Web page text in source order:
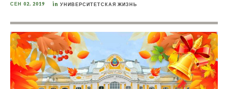
СЕН 02, 2019 in УНИВЕРСИТЕТСКАЯ ЖИЗНЬ